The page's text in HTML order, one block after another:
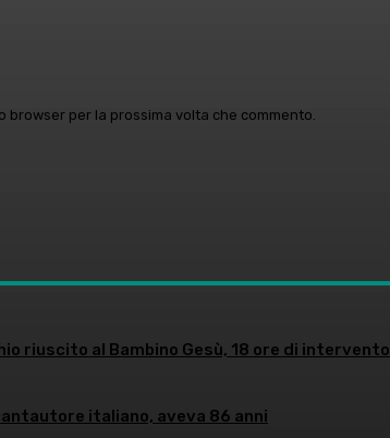
browser per la prossima volta che commento.
riuscito al Bambino Gesù, 18 ore di intervento
italiano, aveva 86 anni